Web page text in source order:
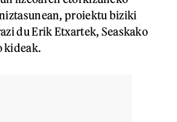
proiektu biziki
du Erik Etxartek, Seaskako
kideak.